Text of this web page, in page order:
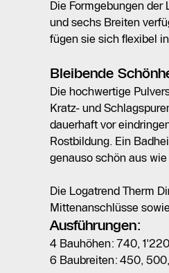
Die Formgebungen
und sechs Breiten
fügen sie sich flexibel
Bleibende
Die hochwertige
Kratz- und
dauerhaft vor
Rostbildung. Ein
genauso schön aus wie
Die Logatrend Therm
Mittenanschlüsse
Ausführungen:
4 Bauhöhen: 740,
6 Baubreiten: 450,